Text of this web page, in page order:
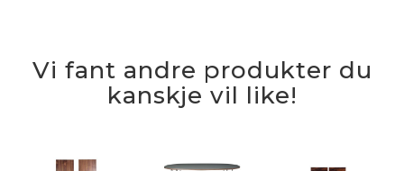
Vi fant andre produkter du
kanskje vil like!